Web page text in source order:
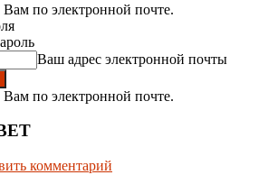
по электронной почте.
Ваш адрес электронной почты
по электронной почте.
комментарий